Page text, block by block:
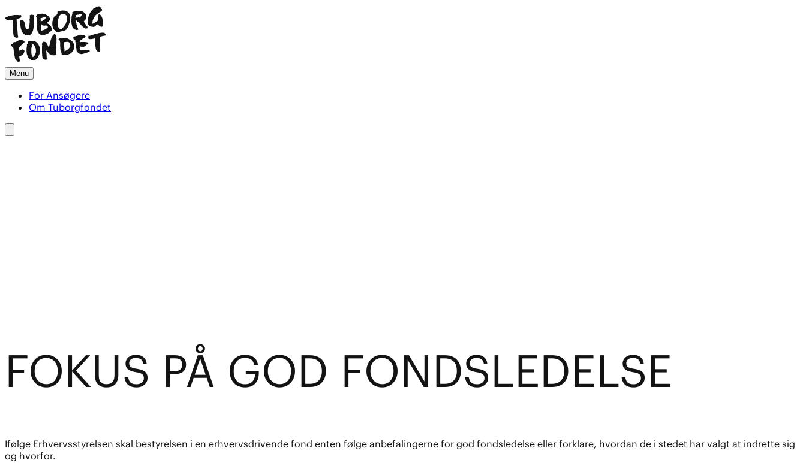
Menu
For Ansøgere
Om Tuborgfondet
FOKUS PÅ GOD FONDSLEDELSE
Ifølge Erhvervsstyrelsen skal bestyrelsen i en erhvervsdrivende fond enten følge anbefalingerne for god fondsledelse eller forklare, hvordan de i stedet har valgt at indrette sig
og hvorfor.